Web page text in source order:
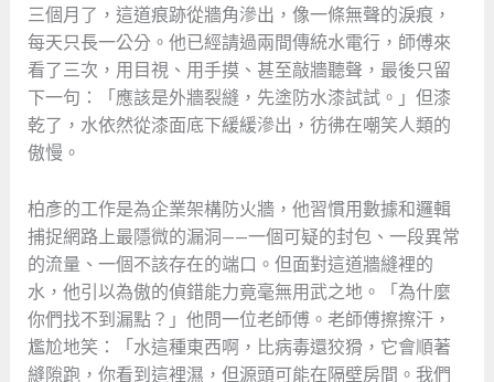
三個月了，這道痕跡從牆角滲出，像一條無聲的淚痕，
每天只長一公分。他已經請過兩間傳統水電行，師傅來
看了三次，用目視、用手摸、甚至敲牆聽聲，最後只留
下一句：「應該是外牆裂縫，先塗防水漆試試。」但漆
乾了，水依然從漆面底下緩緩滲出，彷彿在嘲笑人類的
傲慢。
柏彥的工作是為企業架構防火牆，他習慣用數據和邏輯
捕捉網路上最隱微的漏洞——一個可疑的封包、一段異常
的流量、一個不該存在的端口。但面對這道牆縫裡的
水，他引以為傲的偵錯能力竟毫無用武之地。「為什麼
你們找不到漏點？」他問一位老師傅。老師傅擦擦汗，
尷尬地笑：「水這種東西啊，比病毒還狡猾，它會順著
縫隙跑，你看到這裡濕，但源頭可能在隔壁房間。我們